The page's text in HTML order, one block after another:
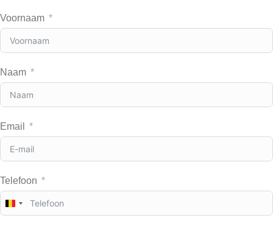
Voornaam
Naam
Email
Telefoon
B
e